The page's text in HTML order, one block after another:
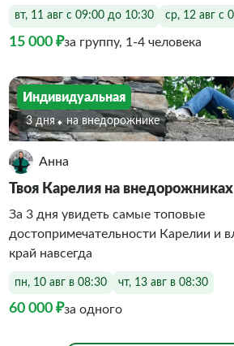
вт, 11 авг с 09:00 до 10:30 ср, 12 авг с
15 000 ₽за группу, 1-4 человека
Индивидуальная
3 дня На внедорожнике
Анна
Твоя Карелия на внедорожниках
За 3 дня увидеть самые топовые
достопримечательности Карелии и
край навсегда
пн, 10 авг в 08:30 чт, 13 авг в 08:30
60 000 ₽за одного